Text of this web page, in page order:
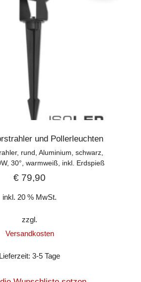
und Pollerleuchten
rund, Aluminium, schwarz,
30°, warmweiß, inkl. Erdspieß
€ 79,90
inkl. 20 % MwSt.
zzgl.
Versandkosten
Lieferzeit:3-5 Tage